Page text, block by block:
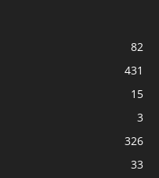
82
431
15
3
326
33